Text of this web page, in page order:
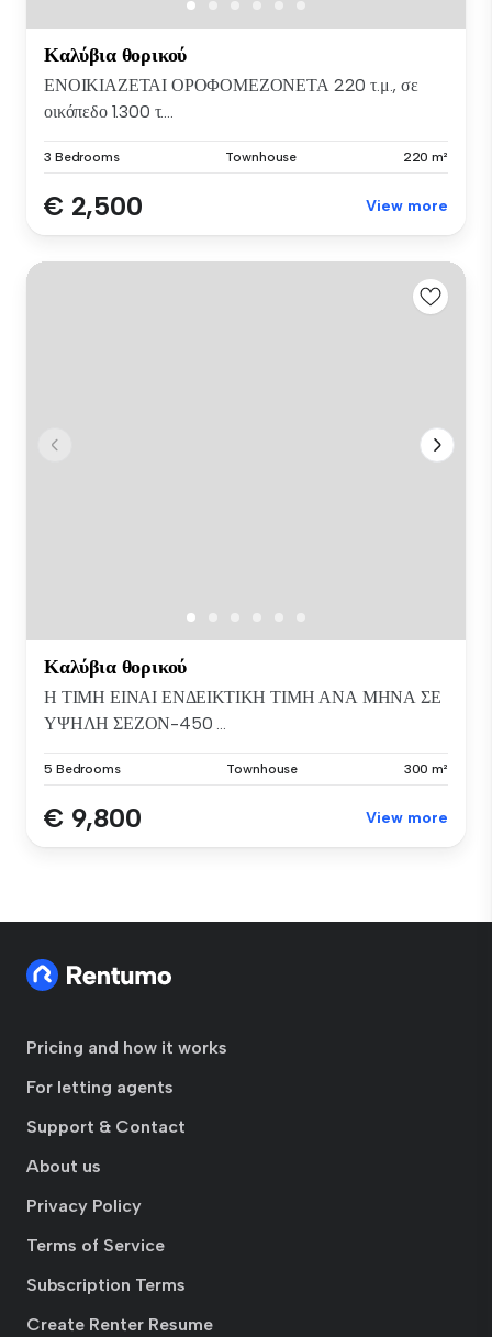
Καλύβια θορικού
ΕΝΟΙΚΙΑΖΕΤΑΙ ΟΡΟΦΟΜΕΖΟΝΕΤΑ 220 τ.μ., σε
οικόπεδο 1.300 τ....
3 Bedrooms Townhouse 220 m²
€ 2,500 View more
Καλύβια θορικού
Η ΤΙΜΗ ΕΙΝΑΙ ΕΝΔΕΙΚΤΙΚΗ ΤΙΜΗ ΑΝΑ ΜΗΝΑ ΣΕ
ΥΨΗΛΗ ΣΕΖΟΝ-450 ...
5 Bedrooms Townhouse 300 m²
€ 9,800 View more
Pricing and how it works
For letting agents
Support & Contact
About us
Privacy Policy
Terms of Service
Subscription Terms
Create Renter Resume